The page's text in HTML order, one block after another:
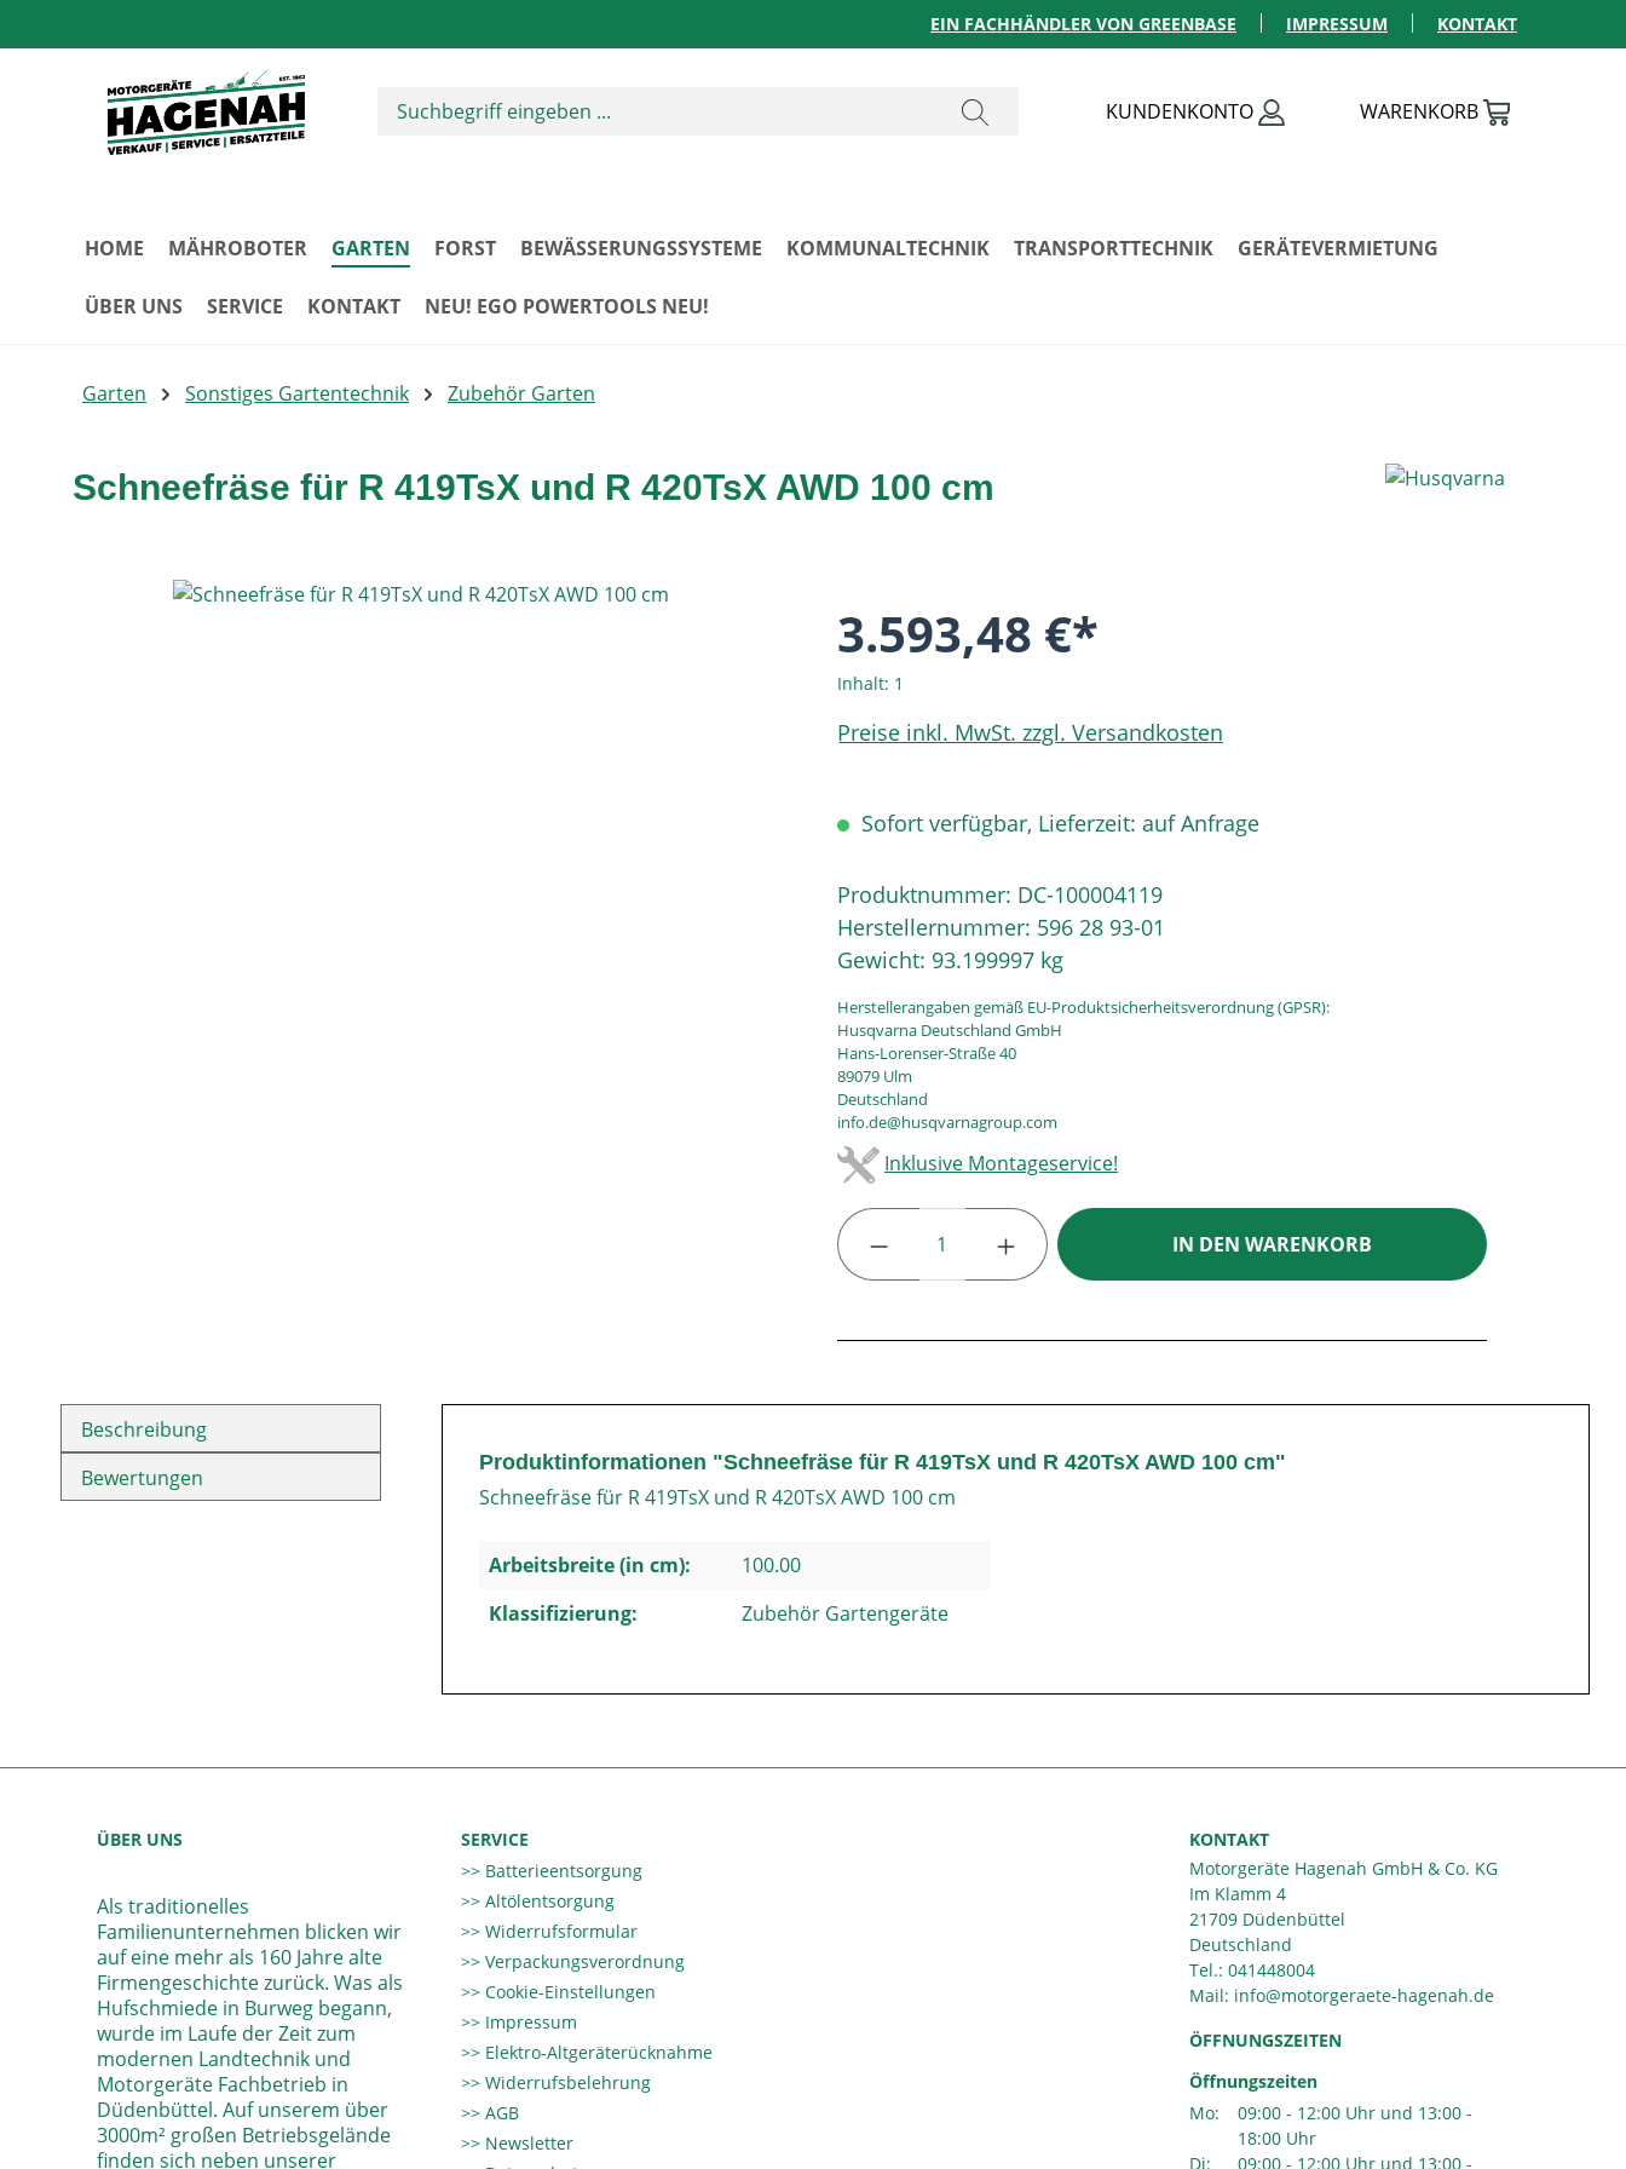
EIN FACHHÄNDLER VON GREENBASE IMPRESSUM KONTAKT
KUNDENKONTO WARENKORB
HOME MÄHROBOTER GARTEN FORST BEWÄSSERUNGSSYSTEME KOMMUNALTECHNIK TRANSPORTTECHNIK GERÄTEVERMIETUNG
ÜBER UNS SERVICE KONTAKT NEU! EGO POWERTOOLS NEU!
Garten Sonstiges Gartentechnik Zubehör Garten
Schneefräse für R 419TsX und R 420TsX AWD 100 cm
Bildergalerie überspringen
3.593,48 €*
Inhalt: 1
Preise inkl. MwSt. zzgl. Versandkosten
Sofort verfügbar, Lieferzeit: auf Anfrage
Produktnummer: DC-100004119
Herstellernummer: 596 28 93-01
Gewicht: 93.199997 kg
Herstellerangaben gemäß EU-Produktsicherheitsverordnung (GPSR):
Husqvarna Deutschland GmbH
Hans-Lorenser-Straße 40
89079 Ulm
Deutschland
info.de@husqvarnagroup.com
Inklusive Montageservice!
Produkt Anzahl: Gib den gewünschten Wert ein oder
IN DEN WARENKORB
Beschreibung
Bewertungen
Produktinformationen "Schneefräse für R 419TsX und R 420TsX AWD 100 cm"
Schneefräse für R 419TsX und R 420TsX AWD 100 cm
Arbeitsbreite (in cm):
100.00
Klassifizierung:
Zubehör Gartengeräte
ÜBER UNS
Als traditionelles
Familienunternehmen blicken wir
auf eine mehr als 160 Jahre alte
Firmengeschichte zurück. Was als
Hufschmiede in Burweg begann,
wurde im Laufe der Zeit zum
modernen Landtechnik und
Motorgeräte Fachbetrieb in
Düdenbüttel. Auf unserem über
3000m² großen Betriebsgelände
finden sich neben unserer
SERVICE
Batterieentsorgung
Altölentsorgung
Widerrufsformular
Verpackungsverordnung
Cookie-Einstellungen
Impressum
Elektro-Altgeräterücknahme
Widerrufsbelehrung
AGB
Newsletter
KONTAKT
Motorgeräte Hagenah GmbH & Co. KG
Im Klamm 4
21709 Düdenbüttel
Deutschland
Tel.: 041448004
Mail:
ÖFFNUNGSZEITEN
Öffnungszeiten
Mo:
09:00 - 12:00 Uhr und 13:00 -
18:00 Uhr
Di:
09:00 - 12:00 Uhr und 13:00 -